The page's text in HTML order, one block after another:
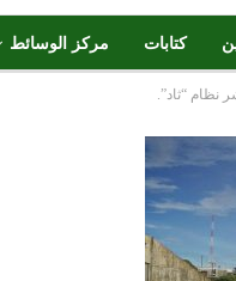
كتابات مركز الوسائط
نظام “ثاد”.